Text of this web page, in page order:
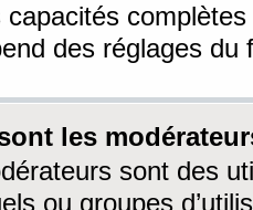
capacités
des réglages du
les
sont des
ou groupes